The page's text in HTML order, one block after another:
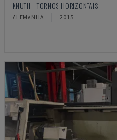
KNUTH - TORNOS HORIZONTAIS
ALEMANHA 2015